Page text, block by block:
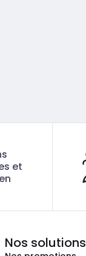
et
Nos solutions